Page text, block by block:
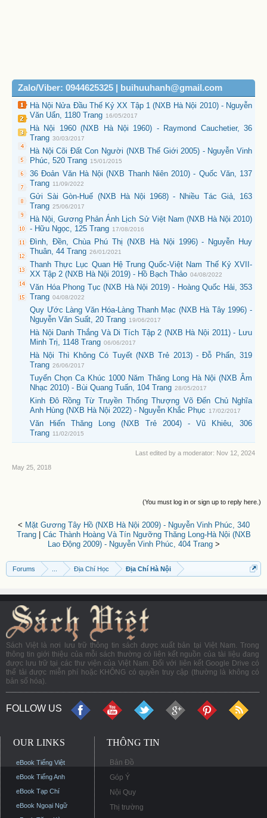
Zalo/Viber: 0944625325 | buihuuhanh@gmail.com
Hà Nội Nửa Đầu Thế Kỷ XX Tập 1 (NXB Hà Nội 2010) - Nguyễn
Văn Uẩn, 1180 Trang 16/05/2017
Hà Nội 1960 (NXB Hà Nội 1960) - Raymond Cauchetier, 36
Trang 30/03/2017
Hà Nội Cõi Đất Con Người (NXB Thế Giới 2005) - Nguyễn Vinh
Phúc, 520 Trang 15/01/2015
36 Đoản Văn Hà Nội (NXB Thanh Niên 2010) - Quốc Văn, 137
Trang 11/09/2022
Gửi Sài Gòn-Huế (NXB Hà Nội 1968) - Nhiều Tác Giả, 163
Trang 25/06/2017
Hà Nội, Gương Phản Ánh Lịch Sử Việt Nam (NXB Hà Nội 2010)
- Hữu Ngọc, 125 Trang 17/08/2016
Đình, Đền, Chùa Phú Thị (NXB Hà Nội 1996) - Nguyễn Huy
Thuân, 44 Trang 26/01/2021
Thanh Thực Lục Quan Hệ Trung Quốc-Việt Nam Thế Kỷ XVII-
XX Tập 2 (NXB Hà Nội 2019) - Hồ Bạch Thảo 04/08/2022
Văn Hóa Phong Tục (NXB Hà Nội 2019) - Hoàng Quốc Hải, 353
Trang 04/08/2022
Quy Ước Làng Văn Hóa-Làng Thanh Mạc (NXB Hà Tây 1996) -
Nguyễn Văn Suất, 20 Trang 19/06/2017
Hà Nội Danh Thắng Và Di Tích Tập 2 (NXB Hà Nội 2011) - Lưu
Minh Trị, 1148 Trang 06/06/2017
Hà Nội Thì Không Có Tuyết (NXB Trẻ 2013) - Đỗ Phấn, 319
Trang 26/06/2017
Tuyển Chọn Ca Khúc 1000 Năm Thăng Long Hà Nội (NXB Âm
Nhạc 2010) - Bùi Quang Tuấn, 104 Trang 28/05/2017
Kinh Đô Rồng Từ Truyền Thống Thượng Võ Đến Chủ Nghĩa
Anh Hùng (NXB Hà Nội 2022) - Nguyễn Khắc Phục
17/02/2017
Văn Hiến Thăng Long (NXB Trẻ 2004) - Vũ Khiêu, 306
Trang 11/02/2015
Last edited by a moderator: Nov 12, 2024
May 25, 2018
(You must log in or sign up to reply here.)
< Mặt Gương Tây Hồ (NXB Hà Nội 2009) - Nguyễn Vinh Phúc, 340
Trang| Các Thành Hoàng Và Tín Ngưỡng Thăng Long-Hà Nội (NXB
Lao Động 2009) - Nguyễn Vinh Phúc, 404 Trang>
Forums Địa Chí Học Địa Chí Hà Nội
Sách Việt là nơi lưu trữ thông tin sách được xuất bản tại Việt Nam. Trong
thông tin giới thiệu của mỗi sách thường có liên kết nguồn của tài liệu đang
được lưu trữ tại các thư viện của Việt Nam. Đối với liên kết Google Drive có
thể tải được miễn phí hoặc KHÔNG có quyền truy cập (thường là không có
bản số hóa).
FOLLOW US
OUR LINKS
eBook Tiếng Việt
eBook Tiếng Anh
eBook Tạp Chí
eBook Ngoại Ngữ
THÔNG TIN
Bản Đồ
Góp Ý
Nội Quy
Thị trường